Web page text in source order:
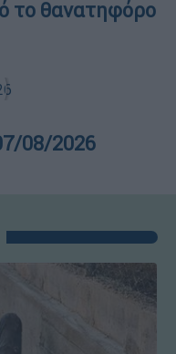
το θανατηφόρο
08/2026